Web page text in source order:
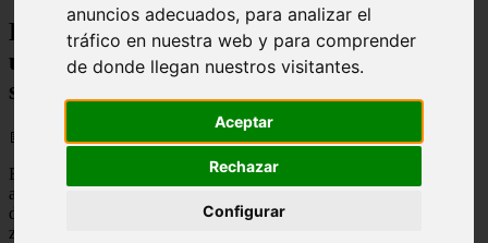
anuncios adecuados, para analizar el
tráfico en nuestra web y para comprender
de donde llegan nuestros visitantes.
Aceptar
Rechazar
Configurar
La Luna llena azul en Sagitario llega el
último día de mayo: cómo lo vivirá cada
signo
📅 29/05/2026
El domingo 31 de mayo el cielo nos marca un hito: llega la "Luna
azul". Se le llama así ya que es la segunda Luna llena que ocurre
dentro de un mismo mes calendario. Cómo lo vivirá cada signo del
zodiaco.